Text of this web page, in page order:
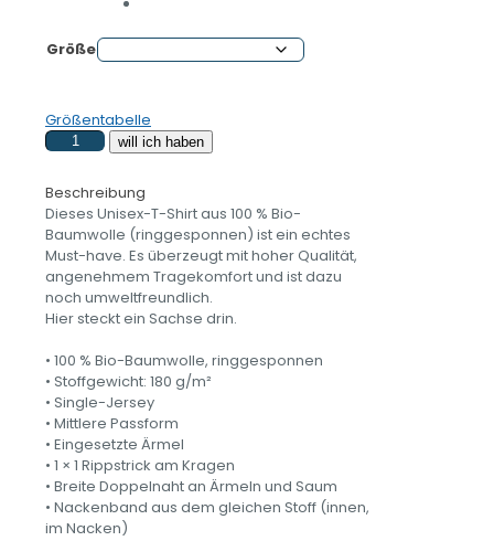
Größe
Größentabelle
SACHSENKIND
-
Unisex
T-
Shirt
aus
Bio-
Baumwolle
will ich haben
Beschreibung
Dieses Unisex-T-Shirt aus 100 % Bio-
Baumwolle (ringgesponnen) ist ein echtes
Must-have. Es überzeugt mit hoher Qualität,
angenehmem Tragekomfort und ist dazu
noch umweltfreundlich.
Hier steckt ein Sachse drin.
• 100 % Bio-Baumwolle, ringgesponnen
• Stoffgewicht: 180 g/m²
• Single-Jersey
• Mittlere Passform
• Eingesetzte Ärmel
• 1 × 1 Rippstrick am Kragen
• Breite Doppelnaht an Ärmeln und Saum
• Nackenband aus dem gleichen Stoff (innen,
im Nacken)